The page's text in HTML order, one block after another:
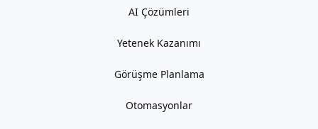
AI Çözümleri
Yetenek Kazanımı
Görüşme Planlama
Otomasyonlar